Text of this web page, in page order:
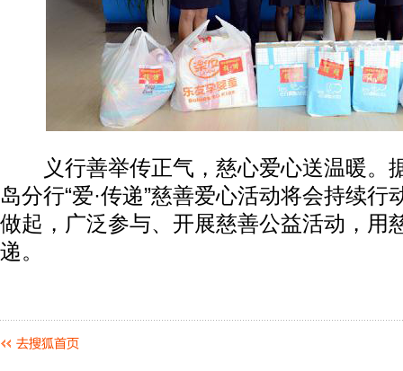
义行善举传正气，慈心爱心送温暖。
岛分行“爱·传递”慈善爱心活动将会持续行
做起，广泛参与、开展慈善公益活动，用
递。